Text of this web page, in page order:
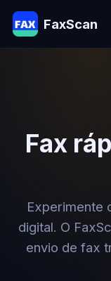
FaxScan
Fax
Experimente
digital. O
envio de fax